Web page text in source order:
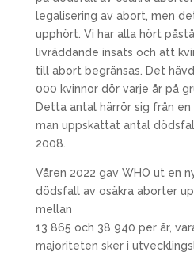
legalisering av abort, men
upphört. Vi har alla hört
livräddande insats och att
till abort begränsas. Det
000 kvinnor dör varje år på
Detta antal härrör sig från
man uppskattat antal
2008.
Våren 2022 gav WHO ut en
dödsfall av osäkra aborter
mellan
13 865 och 38 940 per år,
majoriteten sker i